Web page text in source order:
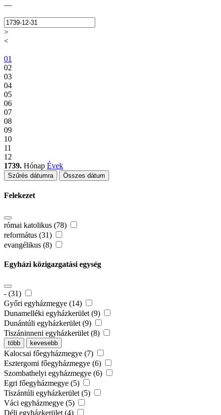
—
>
<
01
02
03
04
05
06
07
08
09
10
11
12
1739. Hónap Évek
Szűrés dátumra Összes dátum
Felekezet
római katolikus (78)
református (31)
evangélikus (8)
Egyházi közigazgatási egység
- (31)
Győri egyházmegye (14)
Dunamelléki egyházkerület (9)
Dunántúli egyházkerület (9)
Tiszáninneni egyházkerület (8)
több kevesebb
Kalocsai főegyházmegye (7)
Esztergomi főegyházmegye (6)
Szombathelyi egyházmegye (6)
Egri főegyházmegye (5)
Tiszántúli egyházkerület (5)
Váci egyházmegye (5)
Déli egyházkerület (4)